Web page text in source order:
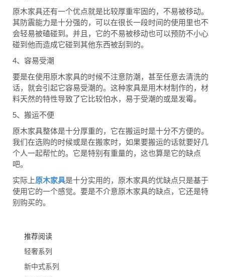
原木家具还有一个优点就是比较厚重牢固的，不易被移动。
其防震能力是十分强的，可以在很长一段时间的使用里也不
会轻易被磕碰到。并且，它的不易被移动也可以预防不小心
碰到他而造成它碰到其他东西被刮到的。
4、容易受潮
要是在使用原木家具的时候不注意防潮，甚至任意去清洗的
话，就会引起它容易受潮的。这种家具是用木材制作的，材
料天然的特性导致了它比较怕水，易于受潮的或是发霉。
5、搬运不便
原木家具整体是十分厚重的，它在搬运时是十分不方便的。
我们在选购的时候或是在搬家时，如果要搬运的话就要好几
个人一起帮忙的。它是特别有重量的，这也算是它的缺点
吧。
实际上原木家具是十分实用的，原木家具的优缺点只是基于
使用它的一个感觉。要是不介意原木家具的缺点，它还是特
别购买的。
推荐阅读
轻奢系列
新中式系列